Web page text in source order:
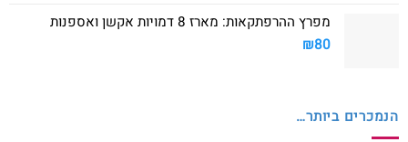
מפרץ ההרפתקאות: מארז 8 דמויות אקשן ואספנות
₪80
הנמכרים ביותר…